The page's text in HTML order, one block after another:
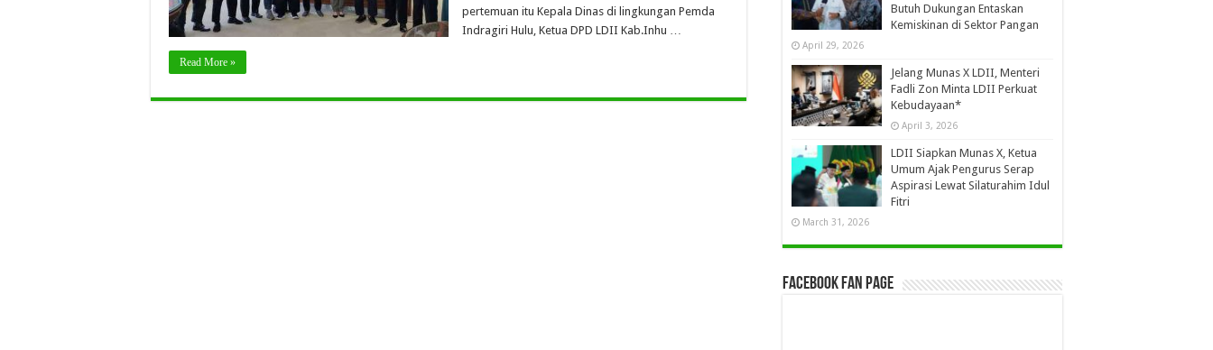
pertemuan itu Kepala Dinas di lingkungan Pemda
Indragiri Hulu, Ketua DPD LDII Kab.Inhu …
Read More »
Butuh Dukungan Entaskan
Kemiskinan di Sektor Pangan
April 29, 2026
Jelang Munas X LDII, Menteri
Fadli Zon Minta LDII Perkuat
Kebudayaan*
April 3, 2026
LDII Siapkan Munas X, Ketua
Umum Ajak Pengurus Serap
Aspirasi Lewat Silaturahim Idul
Fitri
March 31, 2026
Facebook Fan Page